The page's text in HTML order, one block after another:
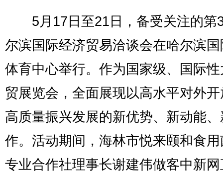
5月17日至21日，备受关注的第
尔滨国际经济贸易洽谈会在哈尔滨
体育中心举行。作为国家级、国际
贸展览会，全面展现以高水平对外
高质量振兴发展的新优势、新动能
作。活动期间，海林市悦来颐和食
专业合作社理事长谢建伟做客中新